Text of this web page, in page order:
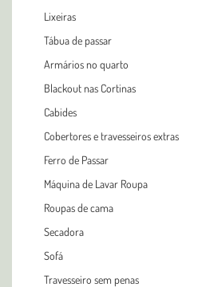
Lixeiras
Tábua de passar
Armários no quarto
Blackout nas Cortinas
Cabides
Cobertores e travesseiros extras
Ferro de Passar
Máquina de Lavar Roupa
Roupas de cama
Secadora
Sofá
Travesseiro sem penas